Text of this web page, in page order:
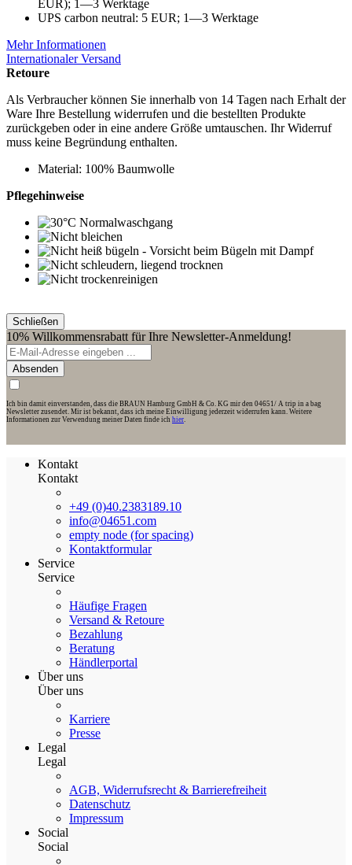
EUR); 1—3 Werktage
UPS carbon neutral: 5 EUR; 1—3 Werktage
Mehr Informationen
Internationaler Versand
Retoure
Als Verbraucher können Sie innerhalb von 14 Tagen nach Erhalt der
Ware Ihre Bestellung widerrufen und die bestellten Produkte
zurückgeben oder in eine andere Größe umtauschen. Ihr Widerruf
muss keine Begründung enthalten.
Material: 100% Baumwolle
Pflegehinweise
Schließen
10% Willkommensrabatt für Ihre Newsletter-Anmeldung!
Absenden
Ich bin damit einverstanden, dass die BRAUN Hamburg GmbH & Co. KG mir den 04651/ A trip in a bag
Newsletter zusendet. Mir ist bekannt, dass ich meine Einwilligung jederzeit widerrufen kann. Weitere
Informationen zur Verwendung meiner Daten finde ich hier.
Kontakt
Kontakt
+49 (0)40.2383189.10
info@04651.com
empty node (for spacing)
Kontaktformular
Service
Service
Häufige Fragen
Versand & Retoure
Bezahlung
Beratung
Händlerportal
Über uns
Über uns
Karriere
Presse
Legal
Legal
AGB, Widerrufsrecht & Barrierefreiheit
Datenschutz
Impressum
Social
Social